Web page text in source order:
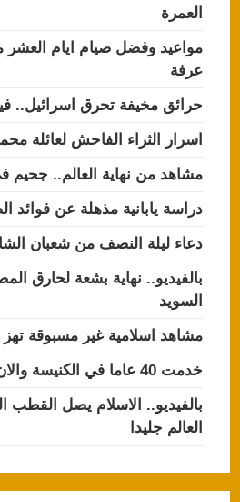
العمرة
مواعيد وفضل صيام ايام
عرفة
حرائق مخيفة تحرق اسرائيل..
اسرار الثراء الفاحش لعائلة
مشاهد من نهاية العالم.. جحيم
دراسة يابانية مذهلة عن فوائد
دعاء ليلة النصف من شعبان
بالفيديو.. نهاية بشعة لحارق
السويد
مشاهد اسلامية غير مسبوقة تهز
خدمت 40 عاما في الكنيسة والان اعترف بهذا السر!
بالفيديو.. الاسلام يصل القطب
العالم جليدا